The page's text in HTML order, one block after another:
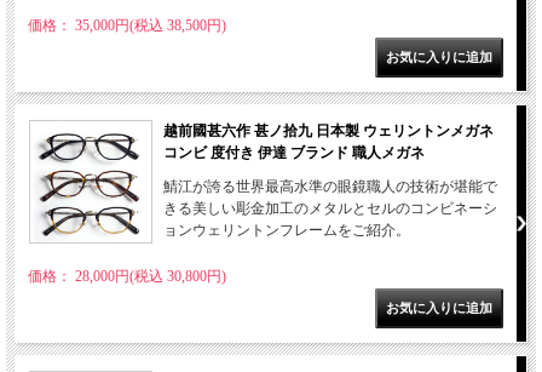
価格： 35,000円(税込 38,500円)
越前國甚六作 甚ノ拾九 日本製 ウェリントンメガネ
コンビ 度付き 伊達 ブランド 職人メガネ
鯖江が誇る世界最高水準の眼鏡職人の技術が堪能で
きる美しい彫金加工のメタルとセルのコンビネーシ
ョンウェリントンフレームをご紹介。
価格： 28,000円(税込 30,800円)